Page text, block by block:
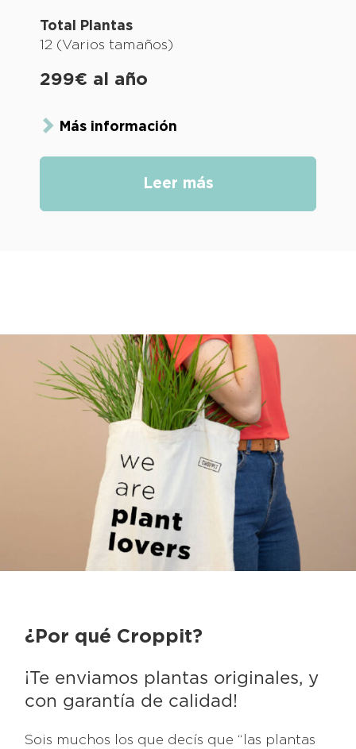
Total Plantas
12 (Varios tamaños)
299€ al año
Más información
Leer más
¿Por qué Croppit?
¡Te enviamos plantas originales, y
con garantía de calidad!
Sois muchos los que decís que “las plantas